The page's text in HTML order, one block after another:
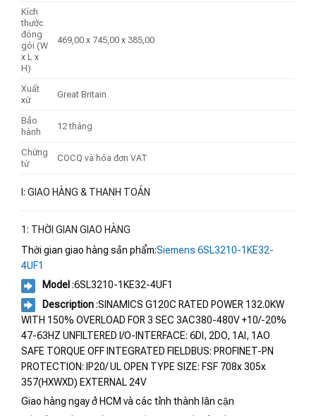
Kích
thước
đóng
gói (W
x L x
H)
469,00 x 745,00 x 385,00
Xuất
xứ
Great Britain
Bảo
hành
12 tháng
Chứng
từ
COCQ và hóa đơn VAT
I: GIAO HÀNG & THANH TOÁN
1: THỜI GIAN GIAO HÀNG
Thời gian giao hàng sản phẩm:Siemens 6SL3210-1KE32-
4UF1
Model :6SL3210-1KE32-4UF1
Description:SINAMICS G120C RATED POWER 132.0KW
WITH 150% OVERLOAD FOR 3 SEC 3AC380-480V +10/-20%
47-63HZ UNFILTERED I/O-INTERFACE: 6DI, 2DO, 1AI, 1AO
SAFE TORQUE OFF INTEGRATED FIELDBUS: PROFINET-PN
PROTECTION: IP20/ UL OPEN TYPE SIZE: FSF 708x 305x
357(HXWXD) EXTERNAL 24V
Giao hàng ngay ở HCM và các tỉnh thành lân cận